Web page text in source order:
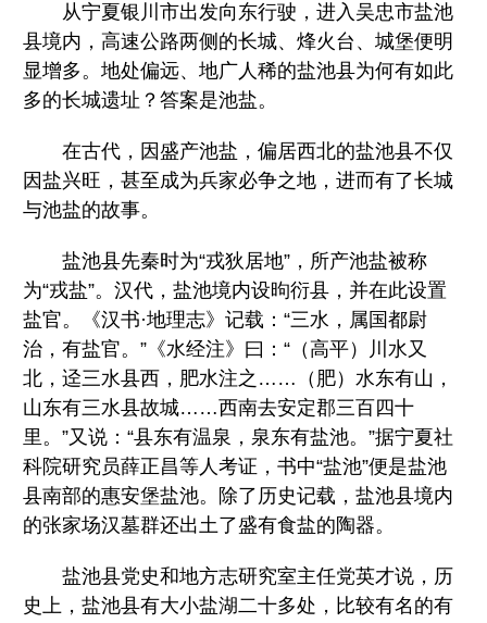
从宁夏银川市出发向东行驶，进入吴忠市盐池
县境内，高速公路两侧的长城、烽火台、城堡便明
显增多。地处偏远、地广人稀的盐池县为何有如此
多的长城遗址？答案是池盐。
在古代，因盛产池盐，偏居西北的盐池县不仅
因盐兴旺，甚至成为兵家必争之地，进而有了长城
与池盐的故事。
盐池县先秦时为“戎狄居地”，所产池盐被称
为“戎盐”。汉代，盐池境内设昫衍县，并在此设置
盐官。《汉书·地理志》记载：“三水，属国都尉
治，有盐官。”《水经注》曰：“（高平）川水又
北，迳三水县西，肥水注之……（肥）水东有山，
山东有三水县故城……西南去安定郡三百四十
里。”又说：“县东有温泉，泉东有盐池。”据宁夏社
科院研究员薛正昌等人考证，书中“盐池”便是盐池
县南部的惠安堡盐池。除了历史记载，盐池县境内
的张家场汉墓群还出土了盛有食盐的陶器。
盐池县党史和地方志研究室主任党英才说，历
史上，盐池县有大小盐湖二十多处，比较有名的有